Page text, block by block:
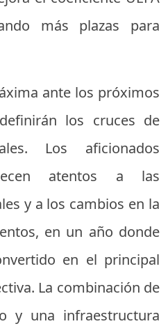
más plazas para
ante los próximos
los cruces de
Los aficionados
atentos a las
y a los cambios en la
en un año donde
en el principal
La combinación de
y una infraestructura